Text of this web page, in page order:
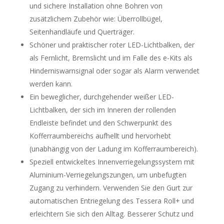
und sichere Installation ohne Bohren von
zusätzlichem Zubehör wie: Überrollbügel,
Seitenhandläufe und Querträger.
Schöner und praktischer roter LED-Lichtbalken, der
als Fernlicht, Bremslicht und im Falle des e-Kits als
Hinderniswarnsignal oder sogar als Alarm verwendet
werden kann.
Ein beweglicher, durchgehender weißer LED-
Lichtbalken, der sich im Inneren der rollenden
Endleiste befindet und den Schwerpunkt des
Kofferraumbereichs aufhellt und hervorhebt
(unabhängig von der Ladung im Kofferraumbereich).
Speziell entwickeltes Innenverriegelungssystem mit
Aluminium-Verriegelungszungen, um unbefugten
Zugang zu verhindern. Verwenden Sie den Gurt zur
automatischen Entriegelung des Tessera Roll+ und
erleichtern Sie sich den Alltag. Besserer Schutz und